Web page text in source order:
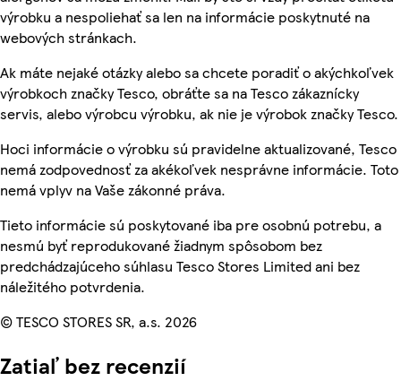
výrobku a nespoliehať sa len na informácie poskytnuté na
webových stránkach.
Ak máte nejaké otázky alebo sa chcete poradiť o akýchkoľvek
výrobkoch značky Tesco, obráťte sa na Tesco zákaznícky
servis, alebo výrobcu výrobku, ak nie je výrobok značky Tesco.
Hoci informácie o výrobku sú pravidelne aktualizované, Tesco
nemá zodpovednosť za akékoľvek nesprávne informácie. Toto
nemá vplyv na Vaše zákonné práva.
Tieto informácie sú poskytované iba pre osobnú potrebu, a
nesmú byť reprodukované žiadnym spôsobom bez
predchádzajúceho súhlasu Tesco Stores Limited ani bez
náležitého potvrdenia.
© TESCO STORES SR, a.s. 2026
Zatiaľ bez recenzií